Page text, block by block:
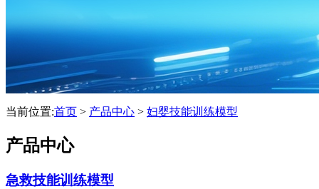
当前位置:首页 > 产品中心 > 妇婴技能训练模型
产品中心
急救技能训练模型